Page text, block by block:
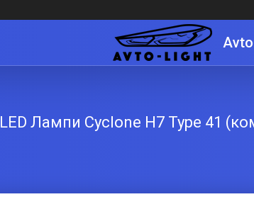
LED Лампи Cyclone H7 Type 41